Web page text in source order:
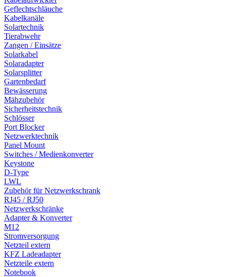
Geflechtschläuche
Kabelkanäle
Solartechnik
Tierabwehr
Zangen / Einsätze
Solarkabel
Solaradapter
Solarsplitter
Gartenbedarf
Bewässerung
Mähzubehör
Sicherheitstechnik
Schlösser
Port Blocker
Netzwerktechnik
Panel Mount
Switches / Medienkonverter
Keystone
D-Type
LWL
Zubehör für Netzwerkschrank
RJ45 / RJ50
Netzwerkschränke
Adapter & Konverter
M12
Stromversorgung
Netzteil extern
KFZ Ladeadapter
Netzteile extern
Notebook